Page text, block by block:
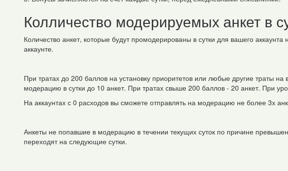
Колличество модерируемых анкет в
Количество анкет, которые будут промодерированы в сутки для вашего
аккаунте.
При тратах до 200 баллов на установку приоритетов или любые другие траты
модерацию в сутки до 10 анкет. При тратах свыше 200 баллов - 20 анкет. При
На аккаунтах с 0 расходов вы сможете отправлять на модерацию не более 3х
Анкеты не попавшие в модерацию в течении текущих суток по причине
переходят на следующие сутки.